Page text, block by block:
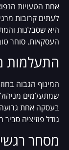
אחת הטעויות
לעתים קרובות
היא שסבלנות
העסקאות. סוחר
התעלמות
המינוף הגבוה
שמתעלמים מניהול
בעסקה אחת
גודל פוזיציה
מסחר רגשי